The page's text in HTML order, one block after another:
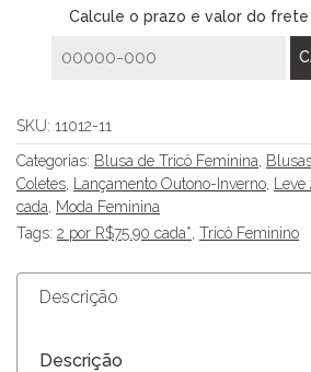
Calcule o prazo e valor do
SKU: 11012-11
Categorias: Blusa de Tricô Feminina,
Coletes, Lançamento Outono-Inverno,
cada, Moda Feminina
Tags: 2 por R$75.90 cada*, Tricô Feminino
Descrição
Descrição